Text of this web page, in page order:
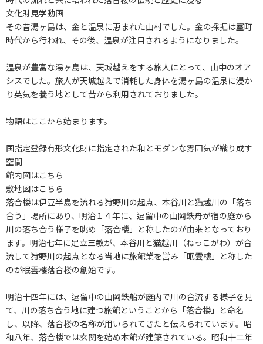
文化財見学動画
その昔湯ヶ島は、金と温泉に恵まれた山村でした。金の採掘は室町
時代から行われ、その後、温泉が注目されるようになりました。
温泉が豊富な湯ヶ島は、天城越えをする旅人にとって、山中のオア
シスでした。旅人が天城越えで消耗した身体を湯ヶ島の温泉に浸か
り英気を養う地として昔から利用されておりました。
物語はここから始まります。
国指定登録有形文化財に指定された和とモダンな雰囲気が織り成す
空間
館内図はこちら
敷地図はこちら
落合楼は伊豆半島を流れる狩野川の起点、本谷川と猫越川の「落ち
合う」場所にあり、明治１４年に、逗留中の山岡鉄舟が宿の庭から
川の落ち合う様子を眺め「落合楼」と称したのが由来となっており
ます。明治七年に足立三敏が、本谷川と猫越川（ねっこがわ）が合
流して狩野川の起点となる当地に旅館業を営み「眠雲樓」と称した
のが眠雲樓落合楼の創始です。
明治十四年には、逗留中の山岡鉄船が庭内で川の合流する様子を見
て、川の落ち合う地に建つ旅館ということから「落合楼」と命名
し、以降、落合楼の名称が用いられてきたと伝えられています。昭
和八年、落合楼では玄関を始め本館が建築されている。昭和十二年